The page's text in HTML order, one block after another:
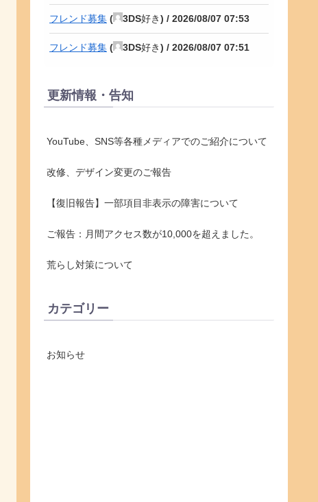
フレンド募集 ( 3DS好き) / 2026/08/07 07:53
フレンド募集 ( 3DS好き) / 2026/08/07 07:51
更新情報・告知
YouTube、SNS等各種メディアでのご紹介について
改修、デザイン変更のご報告
【復旧報告】一部項目非表示の障害について
ご報告：月間アクセス数が10,000を超えました。
荒らし対策について
カテゴリー
お知らせ